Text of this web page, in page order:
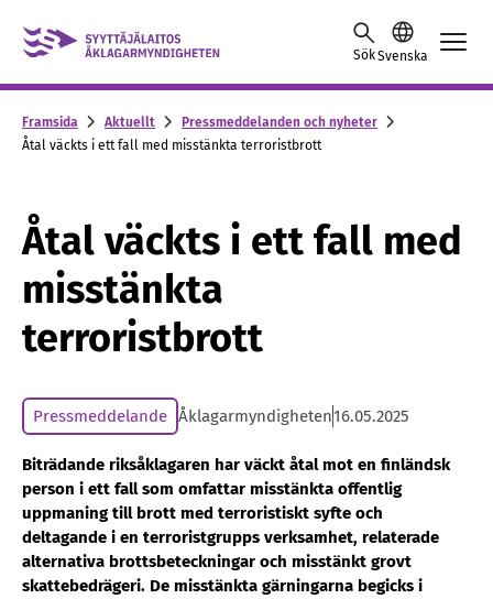
Skip to content -saavutettavuusohje
SökSvenska
Framsida Aktuellt
Pressmeddelanden och nyheter
Åtal väckts i ett fall med misstänkta terroristbrott
Åtal väckts i ett fall med
misstänkta
terroristbrott
Pressmeddelande Åklagarmyndigheten16.05.2025
Biträdande riksåklagaren har väckt åtal mot en finländsk
person i ett fall som omfattar misstänkta offentlig
uppmaning till brott med terroristiskt syfte och
deltagande i en terroristgrupps verksamhet, relaterade
alternativa brottsbeteckningar och misstänkt grovt
skattebedrägeri. De misstänkta gärningarna begicks i